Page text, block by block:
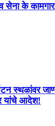
सेना के
स्थळांवर
यांचे आदेश!